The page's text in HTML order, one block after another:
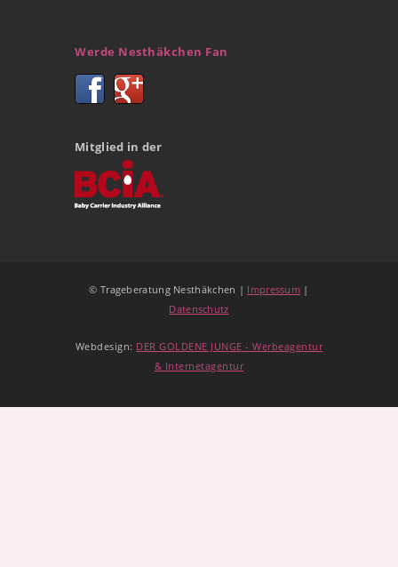
Werde Nesthäkchen Fan
Mitglied in der
© Trageberatung Nesthäkchen | Impressum |
Datenschutz
Webdesign: DER GOLDENE JUNGE - Werbeagentur
& Internetagentur